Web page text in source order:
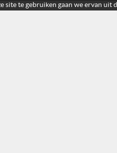
te gebruiken gaan we ervan uit